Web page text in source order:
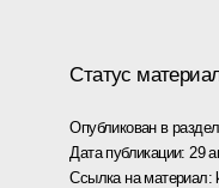
Статус
Опубликован в
Дата публикации: 29
Ссылка на материал: